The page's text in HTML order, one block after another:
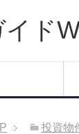
ド
投資物